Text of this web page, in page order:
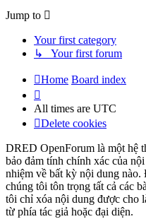
Jump to
Your first category
↳ Your first forum
Home Board index
All times are UTC
Delete cookies
DRED OpenForum là một hệ
bảo đảm tính chính xác của
nhiệm về bất kỳ nội dung
chúng tôi tôn trọng tất cả các
tôi chỉ xóa nội dung được cho
từ phía tác giả hoặc đại diện.